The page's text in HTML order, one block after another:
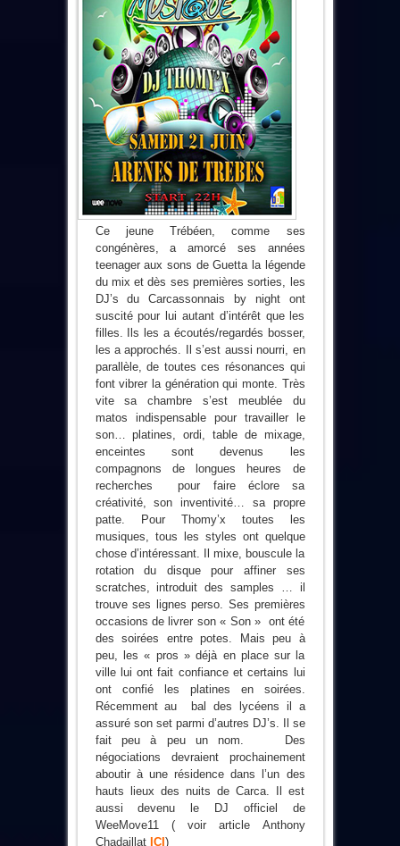
Ce jeune Trébéen, comme ses
congénères, a amorcé ses années
teenager aux sons de Guetta la légende
du mix et dès ses premières sorties, les
DJ’s du Carcassonnais by night ont
suscité pour lui autant d’intérêt que les
filles. Ils les a écoutés/regardés bosser,
les a approchés. Il s’est aussi nourri, en
parallèle, de toutes ces résonances qui
font vibrer la génération qui monte. Très
vite sa chambre s’est meublée du
matos indispensable pour travailler le
son… platines, ordi, table de mixage,
enceintes sont devenus les
compagnons de longues heures de
recherches pour faire éclore sa
créativité, son inventivité… sa propre
patte. Pour Thomy’x toutes les
musiques, tous les styles ont quelque
chose d’intéressant. Il mixe, bouscule la
rotation du disque pour affiner ses
scratches, introduit des samples … il
trouve ses lignes perso. Ses premières
occasions de livrer son « Son » ont été
des soirées entre potes. Mais peu à
peu, les « pros » déjà en place sur la
ville lui ont fait confiance et certains lui
ont confié les platines en soirées.
Récemment au bal des lycéens il a
assuré son set parmi d’autres DJ’s. Il se
fait peu à peu un nom. Des
négociations devraient prochainement
aboutir à une résidence dans l’un des
hauts lieux des nuits de Carca. Il est
aussi devenu le DJ officiel de
WeeMove11 ( voir article Anthony
Chadaillat ICI )